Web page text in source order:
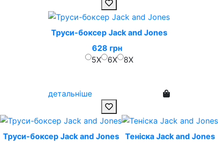
Труси-боксер Jack and Jones
628 грн
5X
6X 8X
детальніше
Труси-боксер Jack and Jones
Теніска Jack and Jones